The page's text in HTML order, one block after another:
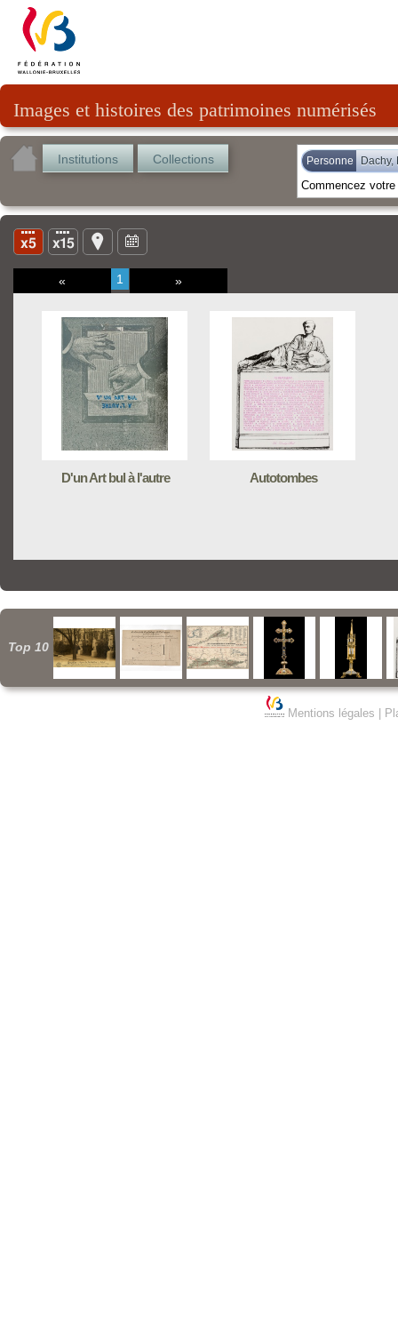
Images et histoires des patrimoines numérisés
Institutions Collections Personne Dachy,
« 1 »
D'un Art bul à l'autre Autotombes
Top 10
Mentions légales